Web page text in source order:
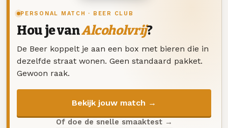
PERSONAL MATCH · BEER CLUB
Hou je vanAlcoholvrij?
De Beer koppelt je aan een box met bieren die in
dezelfde straat wonen. Geen standaard pakket.
Gewoon raak.
Bekijk jouw match →
Of doe de snelle smaaktest →